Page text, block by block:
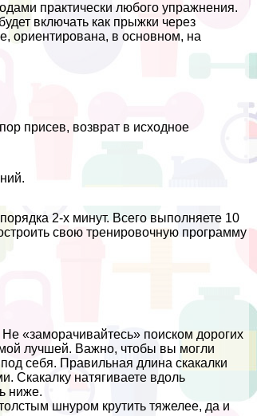
пpaктически любого упражнения.
включать как прыжки через
ориентирована, в основном, на
присев, возврат в исходное
2-х минут. Всего выполняете 10
свою тренировочную программу
«заморачивайтесь» поиском дорогих
лучшей. Важно, чтобы вы могли
себя. Правильная длина скакалки
Скакалку натягиваете вдоль
ниже.
шнуром крутить тяжелее, да и